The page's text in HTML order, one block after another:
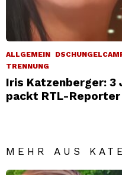
ALLGEMEIN
TRENNUNG
Iris Katzenberger: 3
packt RTL-Reporter
MEHR AUS